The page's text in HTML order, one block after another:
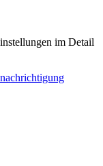
im Detail